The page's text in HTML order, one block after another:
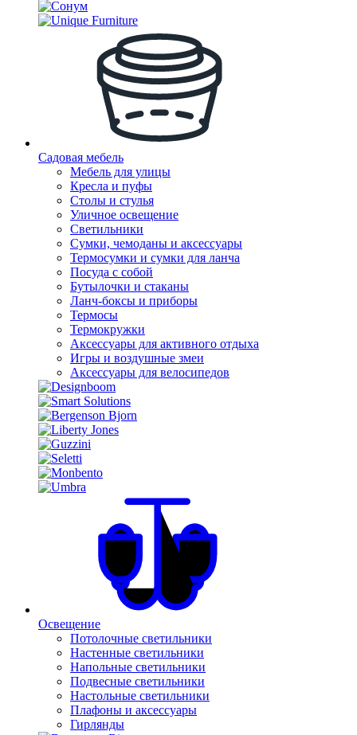
Садовая мебель
Мебель для улицы
Кресла и пуфы
Столы и стулья
Уличное освещение
Светильники
Сумки, чемоданы и аксессуары
Термосумки и сумки для ланча
Посуда с собой
Бутылочки и стаканы
Ланч-боксы и приборы
Термосы
Термокружки
Аксессуары для активного отдыха
Игры и воздушные змеи
Аксессуары для велосипедов
Освещение
Потолочные светильники
Настенные светильники
Напольные светильники
Подвесные светильники
Настольные светильники
Плафоны и аксессуары
Гирлянды